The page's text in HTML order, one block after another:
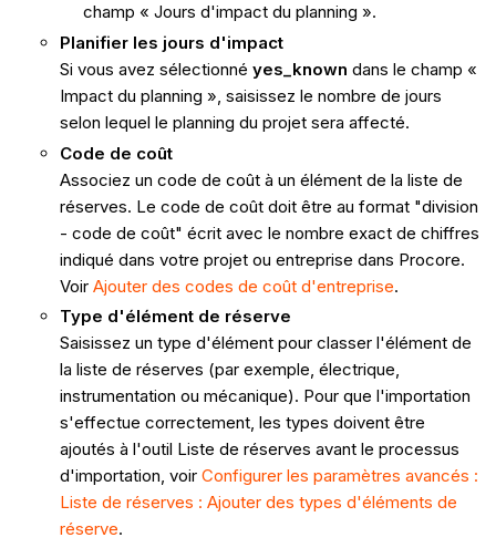
champ « Jours d'impact du planning ».
Planifier les jours d'impact
Si vous avez sélectionné yes_known dans le champ «
Impact du planning », saisissez le nombre de jours
selon lequel le planning du projet sera affecté.
Code de coût
Associez un code de coût à un élément de la liste de
réserves. Le code de coût doit être au format "division
- code de coût" écrit avec le nombre exact de chiffres
indiqué dans votre projet ou entreprise dans Procore.
Voir Ajouter des codes de coût d'entreprise.
Type d'élément de réserve
Saisissez un type d'élément pour classer l'élément de
la liste de réserves (par exemple, électrique,
instrumentation ou mécanique). Pour que l'importation
s'effectue correctement, les types doivent être
ajoutés à l'outil Liste de réserves avant le processus
d'importation, voir Configurer les paramètres avancés :
Liste de réserves : Ajouter des types d'éléments de
réserve.